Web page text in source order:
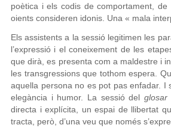
poètica i els codis de comportament,
oients consideren idonis. Una « mala
Els assistents a la sessió legitimen les
l’expressió i el coneixement de les
que dirà, es presenta com a maldestre i
les transgressions que tothom espera.
aquella persona no es pot pas enfadar. I
elegància i humor. La sessió del glosar
directa i explícita, un espai de llibertat
tracta, però, d’una veu que només